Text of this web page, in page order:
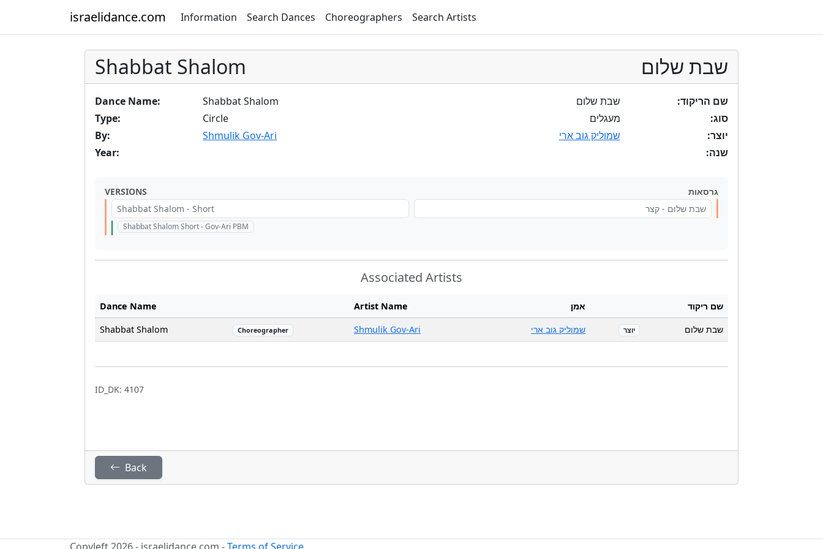
israelidance.com Information Search Dances Choreographers Search Artists
Shabbat Shalom שבת שלום
Dance Name:
Shabbat Shalom
Type:
Circle
By:
Shmulik Gov-Ari
Year:
שם הריקוד:
שבת שלום
סוג:
מעגלים
יוצר:
שמוליק גוב ארי
שנה:
VERSIONS
גרסאות
Shabbat Shalom - Short
Shabbat Shalom Short - Gov-Ari PBM
שבת שלום - קצר
Associated Artists
Dance Name Artist Name אמן
שם ריקוד
Shabbat Shalom
Choreographer Shmulik Gov-Ari שמוליק גוב ארי יוצר שבת שלום
ID_DK: 4107
Back